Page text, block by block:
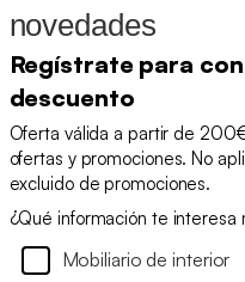
novedades
Regístrate para
descuento
Oferta válida a partir de
ofertas y promociones. No
excluido de promociones.
¿Qué información te interesa
Mobiliario de interior